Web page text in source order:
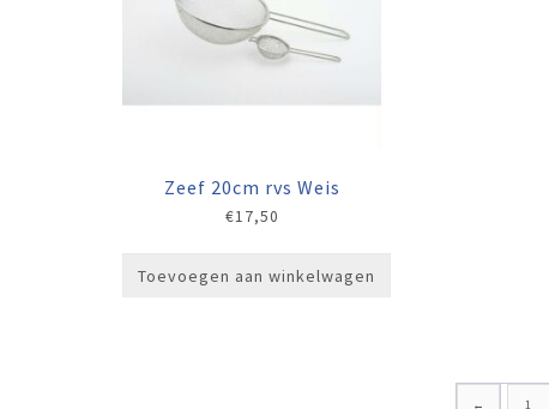
Zeef 20cm rvs Weis
€17,50
Toevoegen aan winkelwagen
← 1